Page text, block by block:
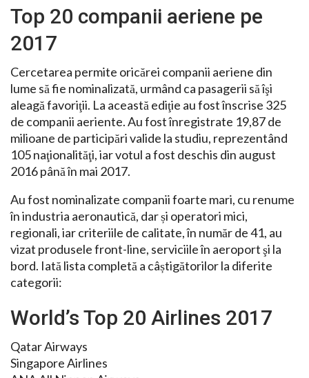
Top 20 companii aeriene pe
2017
Cercetarea permite oricărei companii aeriene din
lume să fie nominalizată, urmând ca pasagerii să îşi
aleagă favoriţii. La această ediţie au fost înscrise 325
de companii aeriente. Au fost înregistrate 19,87 de
milioane de participări valide la studiu, reprezentând
105 naţionalităţi, iar votul a fost deschis din august
2016 până în mai 2017.
Au fost nominalizate companii foarte mari, cu renume
în industria aeronautică, dar și operatori mici,
regionali, iar criteriile de calitate, în număr de 41, au
vizat produsele front-line, serviciile în aeroport şi la
bord. Iată lista completă a câștigătorilor la diferite
categorii:
World’s Top 20 Airlines 2017
Qatar Airways
Singapore Airlines